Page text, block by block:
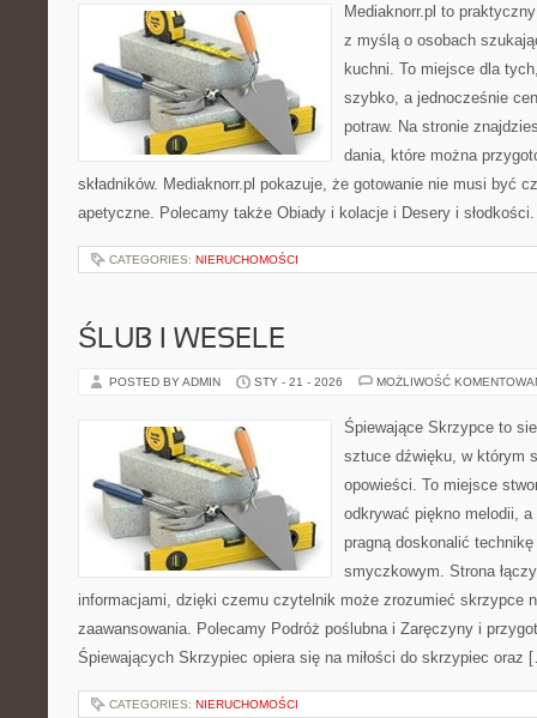
Mediaknorr.pl to
z myślą o osobach
kuchni. To miejsce dla
szybko, a jednocześnie
potraw. Na stronie
dania, które można
składników. Mediaknorr.pl pokazuje, że gotowanie nie musi być
apetyczne. Polecamy także Obiady i kolacje i Desery i
CATEGORIES: NIERUCHOMOŚCI
ŚLUB I WESELE
POSTED BY ADMIN STY - 21 - 2026 MOŻLIWOŚĆ
Śpiewające Skrzypce to
sztuce dźwięku, w którym
opowieści. To miejsce
odkrywać piękno melodii,
pragną doskonalić
smyczkowym. Strona
informacjami, dzięki czemu czytelnik może zrozumieć skrzypce
zaawansowania. Polecamy Podróż poślubna i Zaręczyny i
Śpiewających Skrzypiec opiera się na miłości do skrzypiec oraz
CATEGORIES: NIERUCHOMOŚCI